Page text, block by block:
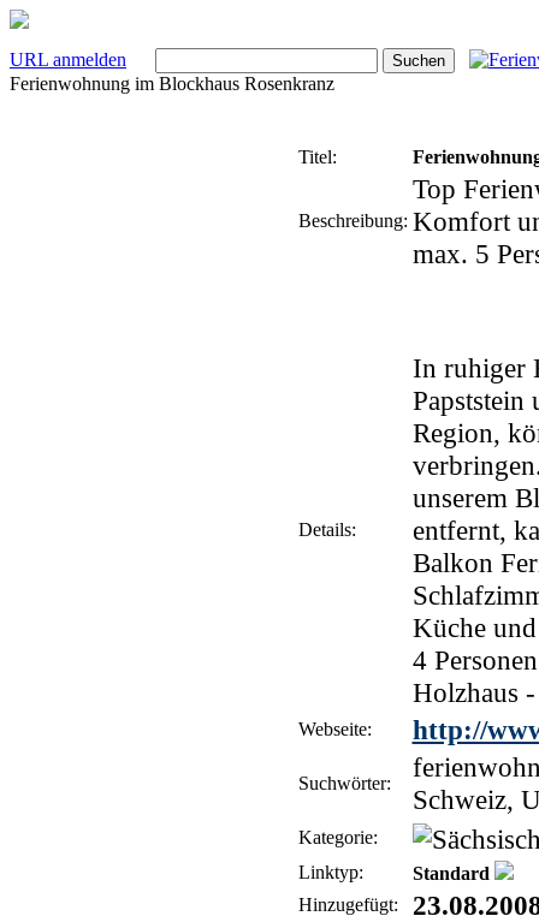
URL anmelden
Ferienwohnung im Blockhaus Rosenkranz
Titel:
Beschreibung:
Top
Komfort
max. 5
Details:
In ruhiger
Papststein
Region,
unserem
entfernt,
Balkon
Küche
4
Holzhaus
Webseite: http://
Suchwörter:
Schweiz,
Kategorie:
Linktyp:
Standard
Hinzugefügt: